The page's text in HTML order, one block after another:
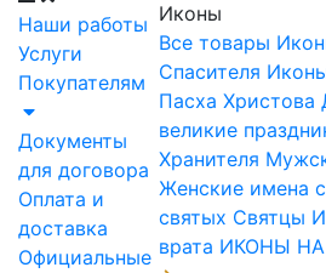
Наши работы
Услуги
Покупателям
Документы
для договора
Оплата и
доставка
Официальные
Иконы
Все товары
Спасителя
Пасха Христова
великие
Хранителя
Женские имена
святых Святцы
врата ИКОНЫ НА